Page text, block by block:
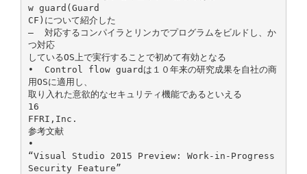
w guard(Guard
CF)について紹介した
– 対応するコンパイラとリンカでプログラムをビルドし、か
つ対応
しているOS上で実行することで初めて有効となる
• Control flow guardは１０年来の研究成果を自社の商
用OSに適用し、
取り入れた意欲的なセキュリティ機能であるといえる
16
FFRI,Inc.
参考文献
•
“Visual Studio 2015 Preview: Work-in-Progress
Security Feature”